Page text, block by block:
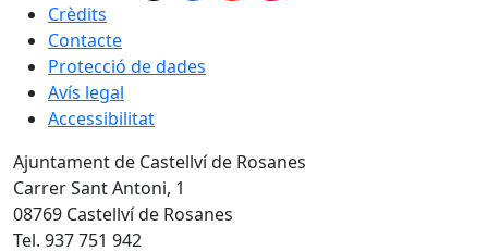
Crèdits
Contacte
Protecció de dades
Avís legal
Accessibilitat
Ajuntament de Castellví de Rosanes
Carrer Sant Antoni, 1
08769 Castellví de Rosanes
Tel. 937 751 942